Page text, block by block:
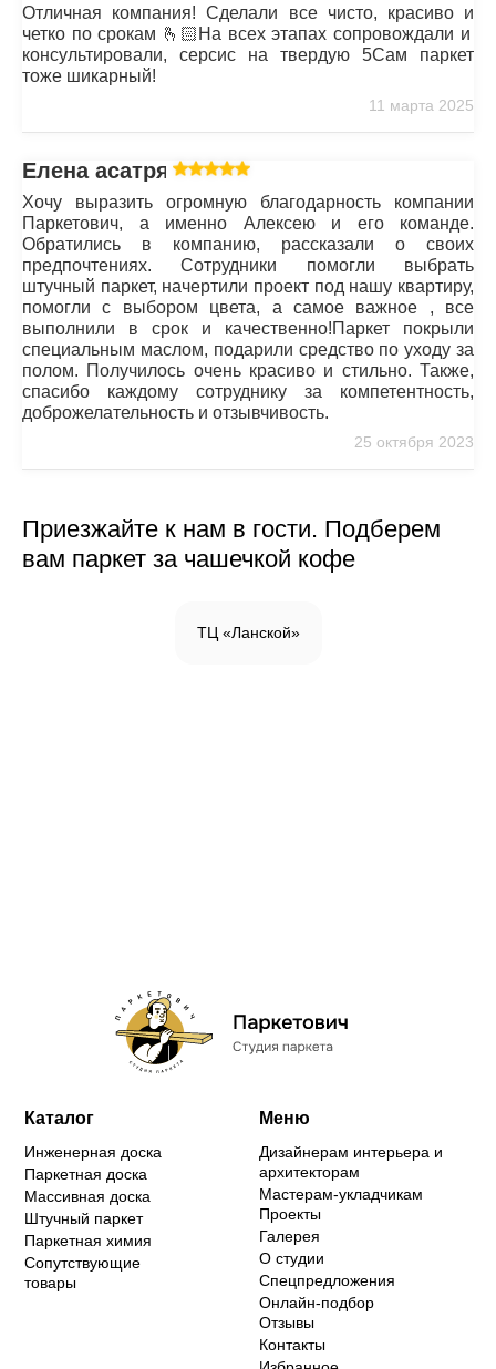
Отличная компания! Сделали все чисто, красиво и
четко по срокам 🫰🏻На всех этапах сопровождали и
консультировали, серсис на твердую 5Сам паркет
тоже шикарный!
11 марта 2025
Елена асатрян
Хочу выразить огромную благодарность компании
Паркетович, а именно Алексею и его команде.
Обратились в компанию, рассказали о своих
предпочтениях. Сотрудники помогли выбрать
штучный паркет, начертили проект под нашу квартиру,
помогли с выбором цвета, а самое важное , все
выполнили в срок и качественно!Паркет покрыли
специальным маслом, подарили средство по уходу за
полом. Получилось очень красиво и стильно. Также,
спасибо каждому сотруднику за компетентность,
доброжелательность и отзывчивость.
25 октября 2023
Приезжайте к нам в гости. Подберем
вам паркет за чашечкой кофе
ТЦ «Ланской»
Каталог
Инженерная доска
Паркетная доска
Массивная доска
Штучный паркет
Паркетная химия
Сопутствующие
товары
Меню
Дизайнерам интерьера и
архитекторам
Мастерам-укладчикам
Проекты
Галерея
О студии
Спецпредложения
Онлайн-подбор
Отзывы
Контакты